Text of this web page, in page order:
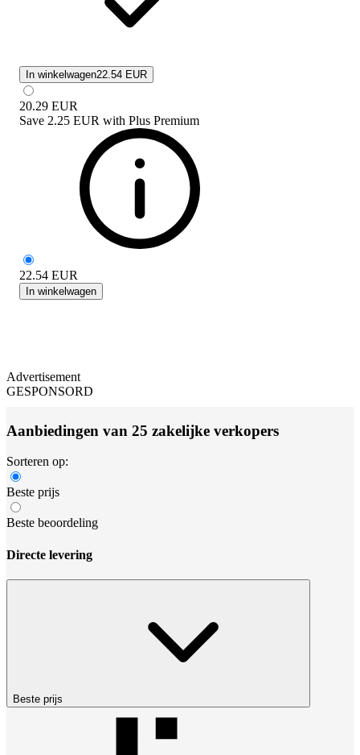
In winkelwagen22.54 EUR
20.29 EUR
Save 2.25 EUR with Plus Premium
22.54 EUR
In winkelwagen
Advertisement
GESPONSORD
Aanbiedingen van 25 zakelijke verkopers
Sorteren op:
Beste prijs
Beste beoordeling
Directe levering
Beste prijs